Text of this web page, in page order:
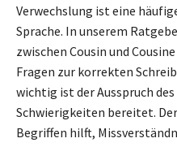
Verwechslung ist eine
Sprache. In unserem
zwischen Cousin und
Fragen zur korrekten
wichtig ist der Ausspruch
Schwierigkeiten bereitet.
Begriffen hilft,